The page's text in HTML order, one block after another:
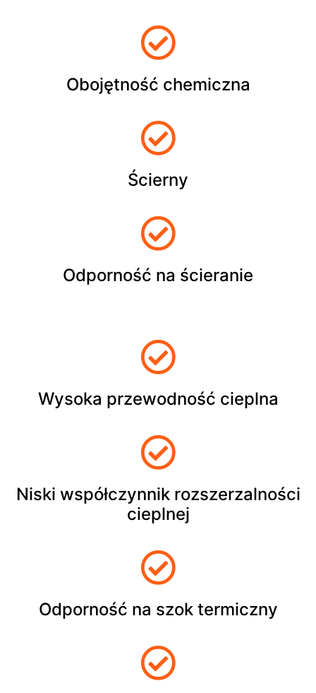
Obojętność chemiczna
Ścierny
Odporność na ścieranie
Wysoka przewodność cieplna
Niski współczynnik rozszerzalności
cieplnej
Odporność na szok termiczny